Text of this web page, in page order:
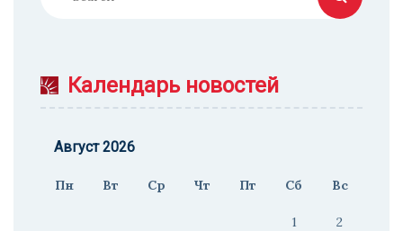
Календарь новостей
Август 2026
Пн Вт Ср Чт Пт Сб Вс
1 2